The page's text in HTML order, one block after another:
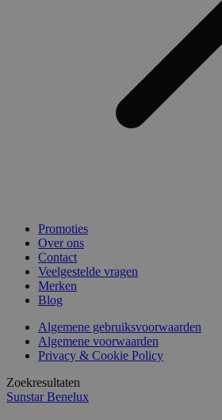
Promoties
Over ons
Contact
Veelgestelde vragen
Merken
Blog
Algemene gebruiksvoorwaarden
Algemene voorwaarden
Privacy & Cookie Policy
Zoekresultaten
Sunstar Benelux